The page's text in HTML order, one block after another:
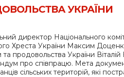
УКРАЇНИ
директор Національного
Хреста України Максим
та продовольства України
про співпрацю. Мета
сільських територій, які